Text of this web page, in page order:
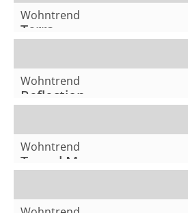
Wohntrend
Terra
Wohntrend
Reflection
Wohntrend
Tweed Me